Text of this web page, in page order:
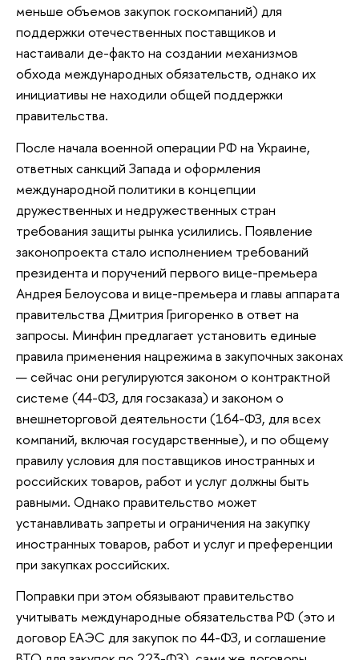
меньше объемов закупок госкомпаний) для
поддержки отечественных поставщиков и
настаивали де-факто на создании механизмов
обхода международных обязательств, однако их
инициативы не находили общей поддержки
правительства.
После начала военной операции РФ на Украине,
ответных санкций Запада и оформления
международной политики в концепции
дружественных и недружественных стран
требования защиты рынка усилились. Появление
законопроекта стало исполнением требований
президента и поручений первого вице-премьера
Андрея Белоусова и вице-премьера и главы аппарата
правительства Дмитрия Григоренко в ответ на
запросы. Минфин предлагает установить единые
правила применения нацрежима в закупочных законах
— сейчас они регулируются законом о контрактной
системе (44-ФЗ, для госзаказа) и законом о
внешнеторговой деятельности (164-ФЗ, для всех
компаний, включая государственные), и по общему
правилу условия для поставщиков иностранных и
российских товаров, работ и услуг должны быть
равными. Однако правительство может
устанавливать запреты и ограничения на закупку
иностранных товаров, работ и услуг и преференции
при закупках российских.
Поправки при этом обязывают правительство
учитывать международные обязательства РФ (это и
договор ЕАЭС для закупок по 44-ФЗ, и соглашение